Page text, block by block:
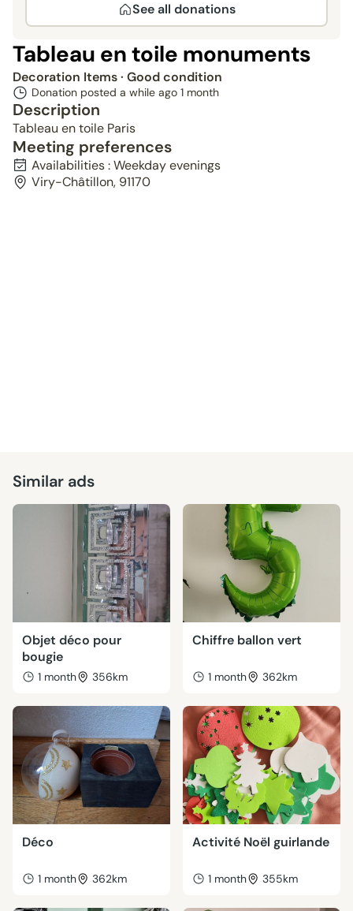
See all donations
Tableau en toile monuments
Decoration Items· Good condition
Donation posted a while ago 1 month
Description
Tableau en toile Paris
Meeting preferences
Availabilities : Weekday evenings
Viry-Châtillon, 91170
Similar ads
Objet déco pour
bougie
1 month 356km
Chiffre ballon vert
1 month 362km
Déco
1 month 362km
Activité Noël guirlande
1 month 355km